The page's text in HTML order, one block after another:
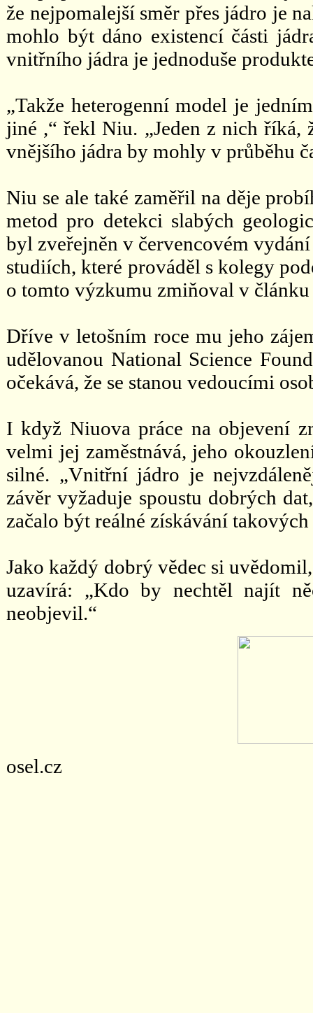
že nejpomalejší směr přes jádro je
mohlo být dáno existencí části
vnitřního jádra je jednoduše
„Takže heterogenní model je
jiné ,“ řekl Niu. „Jeden z nich říká,
vnějšího jádra by mohly v průběhu
Niu se ale také zaměřil na děje
metod pro detekci slabých
byl zveřejněn v červencovém
studiích, které prováděl s kolegy
o tomto výzkumu zmiňoval v článku
Dříve v letošním roce mu jeho
udělovanou National Science
očekává, že se stanou vedoucími
I když Niuova práce na objevení
velmi jej zaměstnává, jeho
silné. „Vnitřní jádro je
závěr vyžaduje spoustu dobrých
začalo být reálné získávání
Jako každý dobrý vědec si
uzavírá: „Kdo by nechtěl najít
neobjevil.“
osel.cz